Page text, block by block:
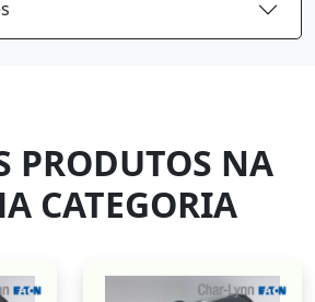
PRODUTOS NA
CATEGORIA